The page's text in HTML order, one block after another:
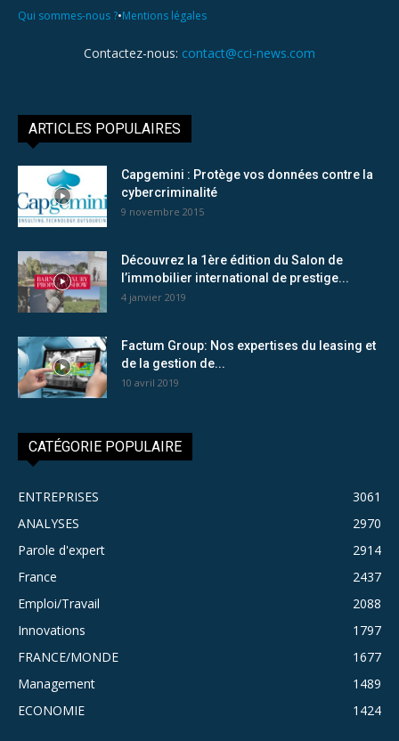
Qui sommes-nous ?•Mentions légales
Contactez-nous: contact@cci-news.com
ARTICLES POPULAIRES
Capgemini : Protège vos données contre la
cybercriminalité
9 novembre 2015
Découvrez la 1ère édition du Salon de
l’immobilier international de prestige...
4 janvier 2019
Factum Group: Nos expertises du leasing et
de la gestion de...
10 avril 2019
CATÉGORIE POPULAIRE
ENTREPRISES
3061
ANALYSES
2970
Parole d'expert
2914
France
2437
Emploi/Travail
2088
Innovations
1797
FRANCE/MONDE
1677
Management
1489
ECONOMIE
1424